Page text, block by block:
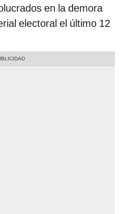
en la demora
electoral el último 12